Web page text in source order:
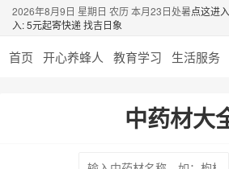
2026年8月9日 星期日 农历 本月23日处暑点这进
入: 5元起寄快递 找吉日象
首页 开心养蜂人 教育学习 生活服务
中药材大